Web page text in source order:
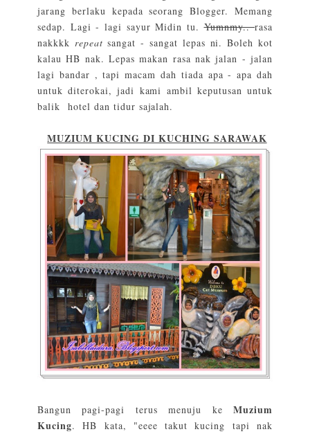
jarang berlaku kepada seorang Blogger. Memang
sedap. Lagi - lagi sayur Midin tu.Yumnmy..rasa
nakkkk repeat sangat - sangat lepas ni. Boleh kot
kalau HB nak. Lepas makan rasa nak jalan - jalan
lagi bandar , tapi macam dah tiada apa - apa dah
untuk diterokai, jadi kami ambil keputusan untuk
balik hotel dan tidur sajalah.
MUZIUM KUCING DI KUCHING SARAWAK
Bangun pagi-pagi terus menuju keMuzium
Kucing. HB kata, "eeee takut kucing tapi nak